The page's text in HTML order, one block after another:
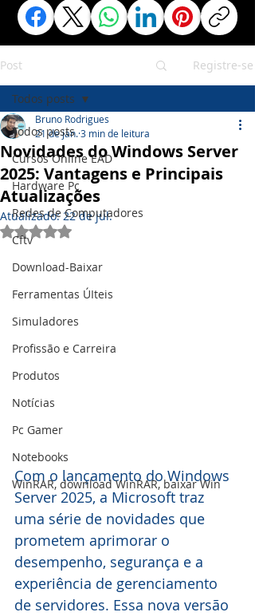
Post Registre-se
Todos posts
Cursos Online EAD
Hardware Pc
Redes de Computadores
Cftv
Download-Baixar
Ferramentas ÚIteis
Simuladores
Profissão e Carreira
Produtos
Notícias
Pc Gamer
Notebooks
WinRAR, download WinRAR, baixar Win
Todos posts
Novidades do Windows Server
2025: Vantagens e Principais
Atualizações
Bruno Rodrigues
21 de jan.3 min de leitura
Atualizado:22 de jul.
Avaliado com NaN de 5 estrelas.
Com o lançamento do Windows
Server 2025, a Microsoft traz
uma série de novidades que
prometem aprimorar o
desempenho, segurança e a
experiência de gerenciamento
de servidores. Essa nova versão